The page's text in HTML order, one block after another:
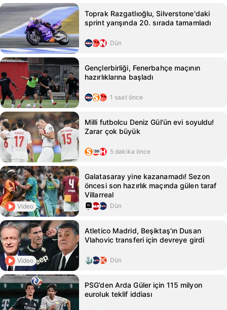
Toprak Razgatlıoğlu, Silverstone'daki
sprint yarışında 20. sırada tamamladı
Dün
Gençlerbirliği, Fenerbahçe maçının
hazırlıklarına başladı
1 saat önce
Milli futbolcu Deniz Gül'ün evi soyuldu!
Zarar çok büyük
5 dakika önce
Video
Galatasaray yine kazanamadı! Sezon
öncesi son hazırlık maçında gülen taraf
Villarreal
Dün
Video
Atletico Madrid, Beşiktaş'ın Dusan
Vlahovic transferi için devreye girdi
Dün
PSG’den Arda Güler için 115 milyon
euroluk teklif iddiası